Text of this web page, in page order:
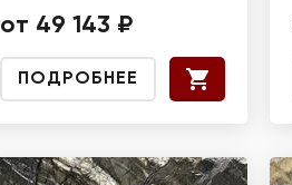
от 49 143 ₽
ПОДРОБНЕЕ